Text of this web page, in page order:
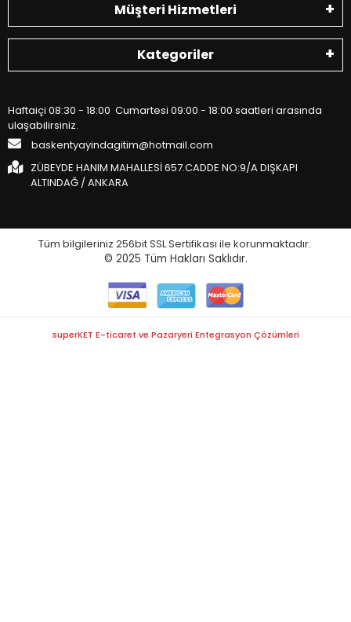
Müşteri Hizmetleri
Kategoriler
Haftaiçi 08:30 - 18:00 Cumartesi 09:00 - 18:00 saatleri arasında
ulaşabilirsiniz.
baskentyayindagitim@hotmail.com
ZÜBEYDE HANIM MAHALLESİ 657.CADDE NO:9/A DIŞKAPI
ALTINDAĞ / ANKARA
Tüm bilgileriniz 256bit SSL Sertifikası ile korunmaktadır.
© 2025 Tüm Hakları Saklıdır.
superKET E-ticaret ve Pazaryeri Entegrasyon Çözümleri